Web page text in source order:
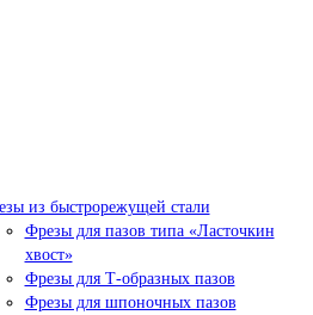
из быстрорежущей стали
Фрезы для пазов типа «Ласточкин
хвост»
Фрезы для Т-образных пазов
Фрезы для шпоночных пазов